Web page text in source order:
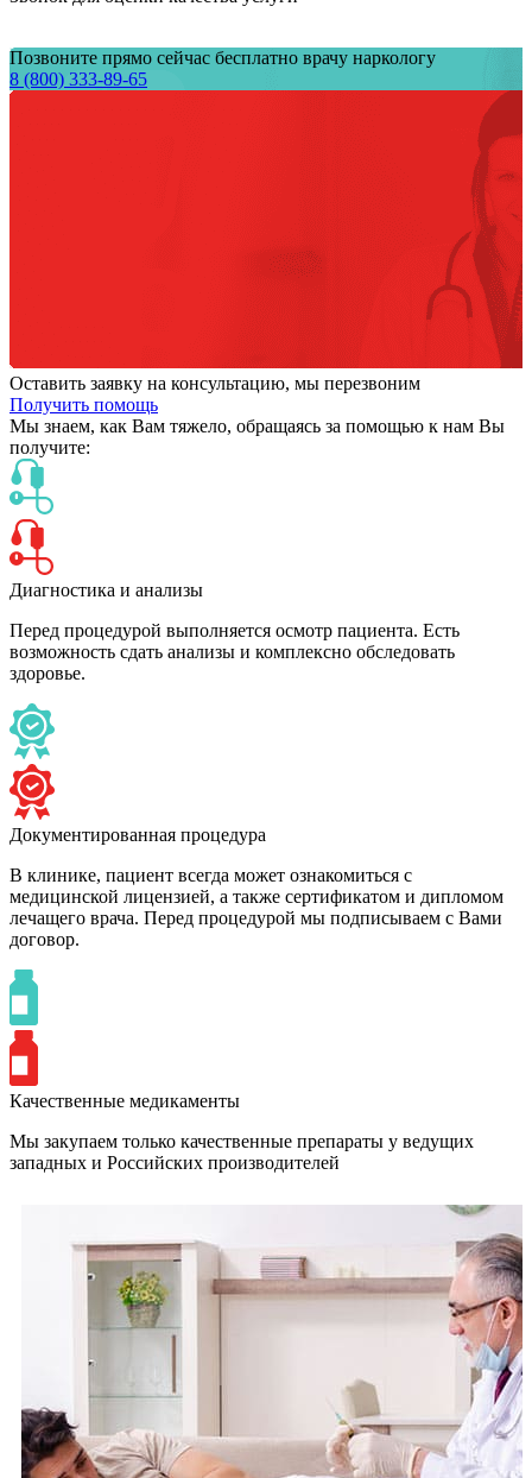
Позвоните прямо сейчас бесплатно врачу наркологу
8 (800) 333-89-65
Оставить заявку на консультацию, мы перезвоним
Получить помощь
Мы знаем, как Вам тяжело, обращаясь за помощью к нам Вы
получите:
Диагностика и анализы
Перед процедурой выполняется осмотр пациента. Есть
возможность сдать анализы и комплексно обследовать
здоровье.
Документированная процедура
В клинике, пациент всегда может ознакомиться с
медицинской лицензией, а также сертификатом и дипломом
лечащего врача. Перед процедурой мы подписываем с Вами
договор.
Качественные медикаменты
Мы закупаем только качественные препараты у ведущих
западных и Российских производителей